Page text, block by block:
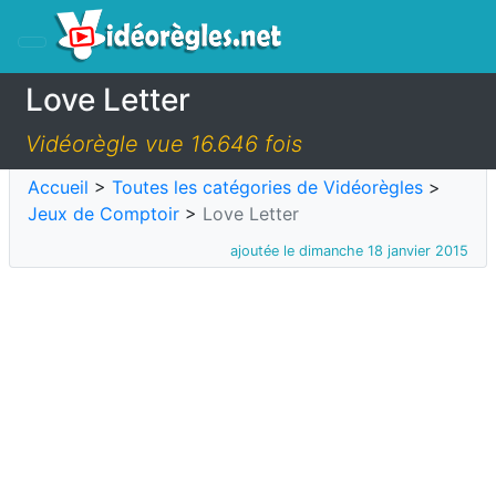
Love Letter
Vidéorègle vue 16.646 fois
Accueil > Toutes les catégories de Vidéorègles >
Jeux de Comptoir > Love Letter
ajoutée le dimanche 18 janvier 2015